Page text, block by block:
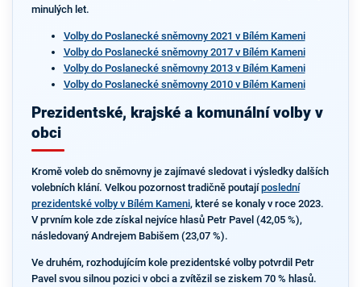
minulých let.
Volby do Poslanecké sněmovny 2021 v Bílém Kameni
Volby do Poslanecké sněmovny 2017 v Bílém Kameni
Volby do Poslanecké sněmovny 2013 v Bílém Kameni
Volby do Poslanecké sněmovny 2010 v Bílém Kameni
Prezidentské, krajské a komunální volby v
obci
Kromě voleb do sněmovny je zajímavé sledovat i výsledky dalších
volebních klání. Velkou pozornost tradičně poutajíposlední
prezidentské volby v Bílém Kameni, které se konaly v roce 2023.
V prvním kole zde získal nejvíce hlasů Petr Pavel (42,05 %),
následovaný Andrejem Babišem (23,07 %).
Ve druhém, rozhodujícím kole prezidentské volby potvrdil Petr
Pavel svou silnou pozici v obci a zvítězil se ziskem 70 % hlasů.